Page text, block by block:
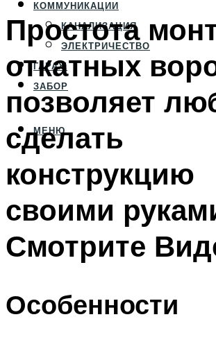
КОММУНИКАЦИИ
КАНАЛИЗАЦИЯ
ЭЛЕКТРИЧЕСТВО
ГАРАЖ
ЗАБОР
МЕНЮ
Простота
откатных
позволяет
сделать
конструкцию
своими
Смотрите
Особенности